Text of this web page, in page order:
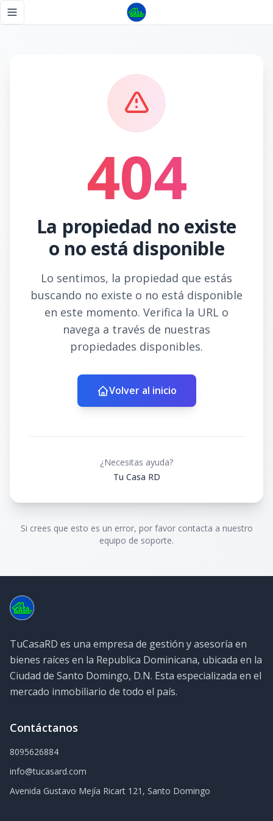
Toggle navigation menu
404
La propiedad no existe
o no está disponible
Lo sentimos, la propiedad que estás
buscando no existe o no está disponible
en este momento. Verifica la URL o
navega a través de nuestras
propiedades disponibles.
Volver al inicio
¿Necesitas ayuda?
Tu Casa RD
Si crees que esto es un error, por favor contacta a nuestro
equipo de soporte.
TuCasaRD es una empresa de gestión y asesoría en
bienes raíces en la Republica Dominicana, ubicada en la
Ciudad de Santo Domingo, D.N. Esta especializada en el
mercado inmobiliario de todo el país.
Contáctanos
8095626884
info@tucasard.com
Avenida Gustavo Mejía Ricart 121, Santo Domingo
Página no encontrada - Tu Casa RD